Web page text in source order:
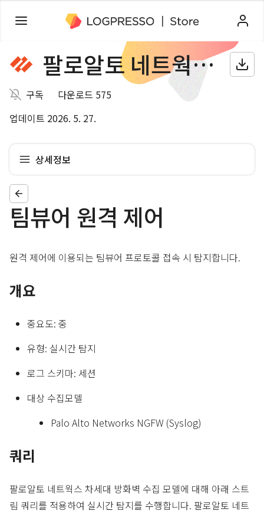
팔로알토 네트웍스 방화벽
구독
다운로드 575
업데이트 2026. 5. 27.
상세정보
팀뷰어 원격 제어
원격 제어에 이용되는 팀뷰어 프로토콜 접속 시 탐지합니다.
개요
중요도: 중
유형: 실시간 탐지
로그 스키마: 세션
대상 수집모델
Palo Alto Networks NGFW (Syslog)
쿼리
팔로알토 네트웍스 차세대 방화벽 수집 모델에 대해 아래 스트
림 쿼리를 적용하여 실시간 탐지를 수행합니다. 팔로알토 네트